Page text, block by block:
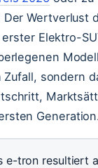
Wertverlust
Elektro-
sondern
e-tron resultiert